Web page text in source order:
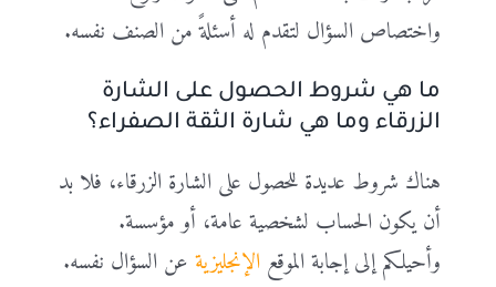
واختصاص السؤال لتقدم له أسئلةً من الصنف نفسه.
ما هي شروط الحصول على الشارة
الزرقاء وما هي شارة الثقة الصفراء؟
هناك شروط عديدة للحصول على الشارة الزرقاء، فلا بد
أن يكون الحساب لشخصية عامة، أو مؤسسة.
وأحيلكم إلى إجابة الموقع الإنجليزية عن السؤال نفسه.